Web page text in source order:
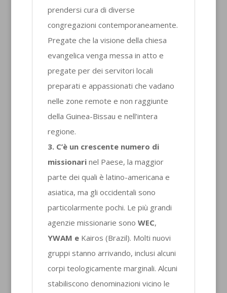
prendersi cura di diverse
congregazioni contemporaneamente.
Pregate che la visione della chiesa
evangelica venga messa in atto e
pregate per dei servitori locali
preparati e appassionati che vadano
nelle zone remote e non raggiunte
della Guinea-Bissau e nell’intera
regione.
3. C’è un crescente numero di
missionari nel Paese, la maggior
parte dei quali è latino-americana e
asiatica, ma gli occidentali sono
particolarmente pochi. Le più grandi
agenzie missionarie sono WEC,
YWAM eKairos (Brazil). Molti nuovi
gruppi stanno arrivando, inclusi alcuni
corpi teologicamente marginali. Alcuni
stabiliscono denominazioni vicino le